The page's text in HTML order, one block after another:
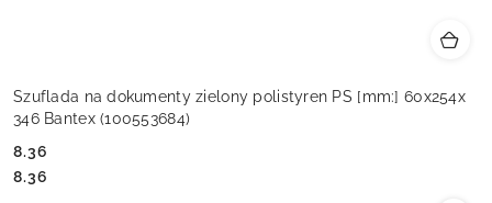
Szuflada na dokumenty zielony polistyren PS [mm:] 60x254x
346 Bantex (100553684)
Cena:
8.36
Cena:
8.36